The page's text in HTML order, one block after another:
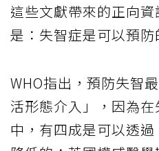
這些文獻帶來的正向
是：失智症是可以預防
WHO指出，預防失智
活形態介入」，因為
中，有四成是可以透